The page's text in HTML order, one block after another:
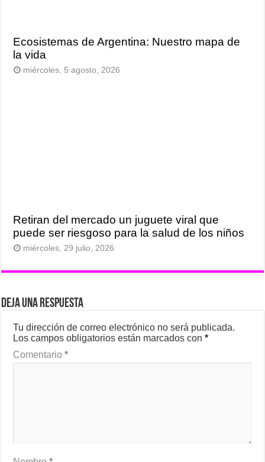
Ecosistemas de Argentina: Nuestro mapa de
la vida
miércoles, 5 agosto, 2026
Retiran del mercado un juguete viral que
puede ser riesgoso para la salud de los niños
miércoles, 29 julio, 2026
Deja una respuesta
Tu dirección de correo electrónico no será publicada.
Los campos obligatorios están marcados con*
Comentario*